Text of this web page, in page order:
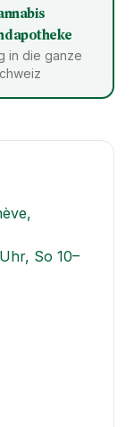
in die ganze
So 10–